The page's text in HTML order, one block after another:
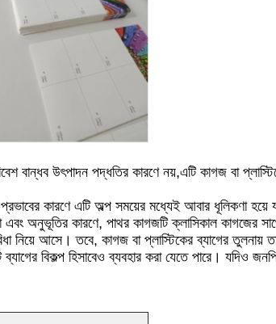
বান্ধব উৎপাদন পদ্ধতির কারণে নয়,এটি কাগজ বা
কারণে এটি অল্প সময়ের মধ্যেই আবার ধূলিকণা হয়ে
অনুভূতির কারণে, পাথর কাগজটি ক্লাসিকাল কাগজের
নিয়ে আসে। তবে, কাগজ বা প্লাস্টিকের ব্যাগের তুলনায়
বিকল্প হিসাবেও ব্যবহার করা যেতে পারে। যদিও